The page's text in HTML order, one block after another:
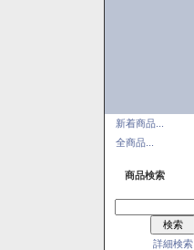
新着商品...
全商品...
商品検索
詳細検索